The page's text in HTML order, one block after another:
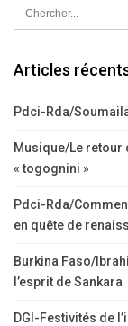
Articles
Pdci-Rda/
Musique/Le retour
« togognini »
Pdci-Rda/
en quête de
Burkina Faso/
l’esprit de Sankara
DGI-Festivités de